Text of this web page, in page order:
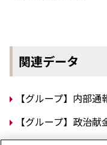
関連データ
【グループ】内部通
【グループ】政治献